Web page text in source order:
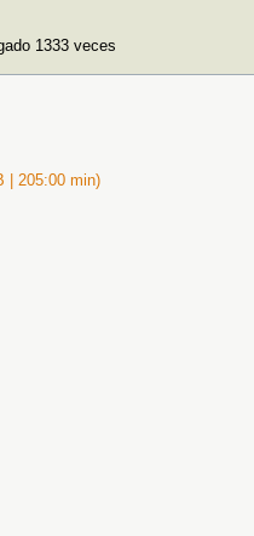
1333 veces
| 205:00 min)